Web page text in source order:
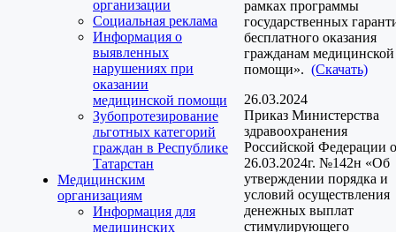
организации
Социальная реклама
Информация о
выявленных
нарушениях при
оказании
медицинской помощи
Зубопротезирование
льготных категорий
граждан в Республике
Татарстан
Медицинским
организациям
Информация для
медицинских
рамках программы
государственных
бесплатного оказания
гражданам медицинской
помощи». (Скачать)
26.03.2024
Приказ Министерства
здравоохранения
Российской Федерации
26.03.2024г. №142н «Об
утверждении порядка и
условий осуществления
денежных выплат
стимулирующего